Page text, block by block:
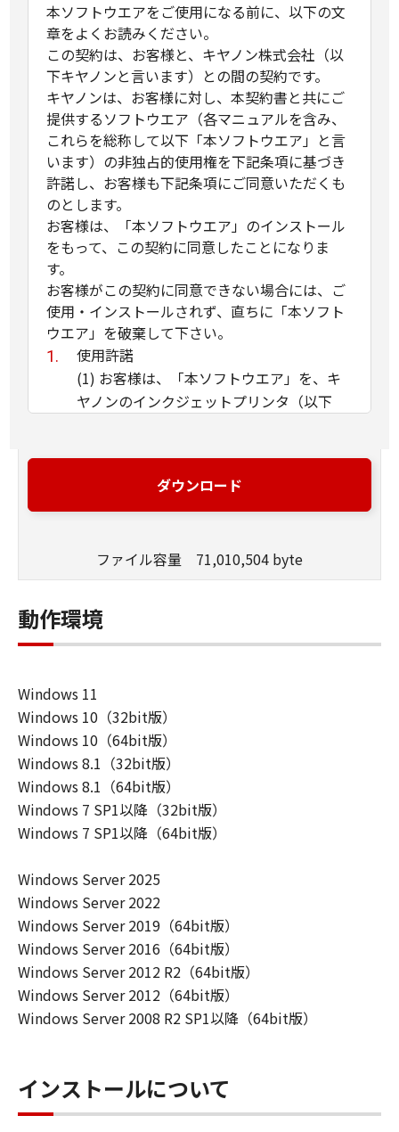
本ソフトウエアをご使用になる前に、以下の文
章をよくお読みください。
この契約は、お客様と、キヤノン株式会社（以
下キヤノンと言います）との間の契約です。
キヤノンは、お客様に対し、本契約書と共にご
提供するソフトウエア（各マニュアルを含み、
これらを総称して以下「本ソフトウエア」と言
います）の非独占的使用権を下記条項に基づき
許諾し、お客様も下記条項にご同意いただくも
のとします。
お客様は、「本ソフトウエア」のインストール
をもって、この契約に同意したことになりま
す。
お客様がこの契約に同意できない場合には、ご
使用・インストールされず、直ちに「本ソフト
ウエア」を破棄して下さい。
使用許諾
(1) お客様は、「本ソフトウエア」を、キ
ヤノンのインクジェットプリンタ（以下
とは、「許諾ソフトウエア」をコンピュー
タの記憶媒体上にインストールすること、
と、アクセスすること、読み出すこと、も
しくは実行することのいずれも含むものと
します）することができます。お客様はま
た、お客様が「プリンタ」を使用すること
に、本契約の条件の下で、「許諾ソフトウ
エア」を使用させることができます。その
場合、お客様には、かかる「指定ユーザ」
を本契約の条件に従わせることにつき、す
べての責任を負っていただくものとしま
す。 (2) お客様は、再使用許諾、譲渡、頒
布、貸与その他の方法により、第三者に
せることはできません。
(3) お客様は、「本ソフトウエア」の全部
または一部を修正、改変、リバース・エン
ジニアリング、逆コンパイルまたは逆アセ
ンブル等することはできません。また第三
者にこのような行為をさせてはなりませ
ん。
的財産権のいかなる権利もお客様に付与す
るものではありません。
ダウンロード
ファイル容量 71,010,504 byte
動作環境
Windows 11
Windows 10（32bit版）
Windows 10（64bit版）
Windows 8.1（32bit版）
Windows 8.1（64bit版）
Windows 7 SP1以降（32bit版）
Windows 7 SP1以降（64bit版）
Windows Server 2025
Windows Server 2022
Windows Server 2019（64bit版）
Windows Server 2016（64bit版）
Windows Server 2012 R2（64bit版）
Windows Server 2012（64bit版）
Windows Server 2008 R2 SP1以降（64bit版）
インストールについて